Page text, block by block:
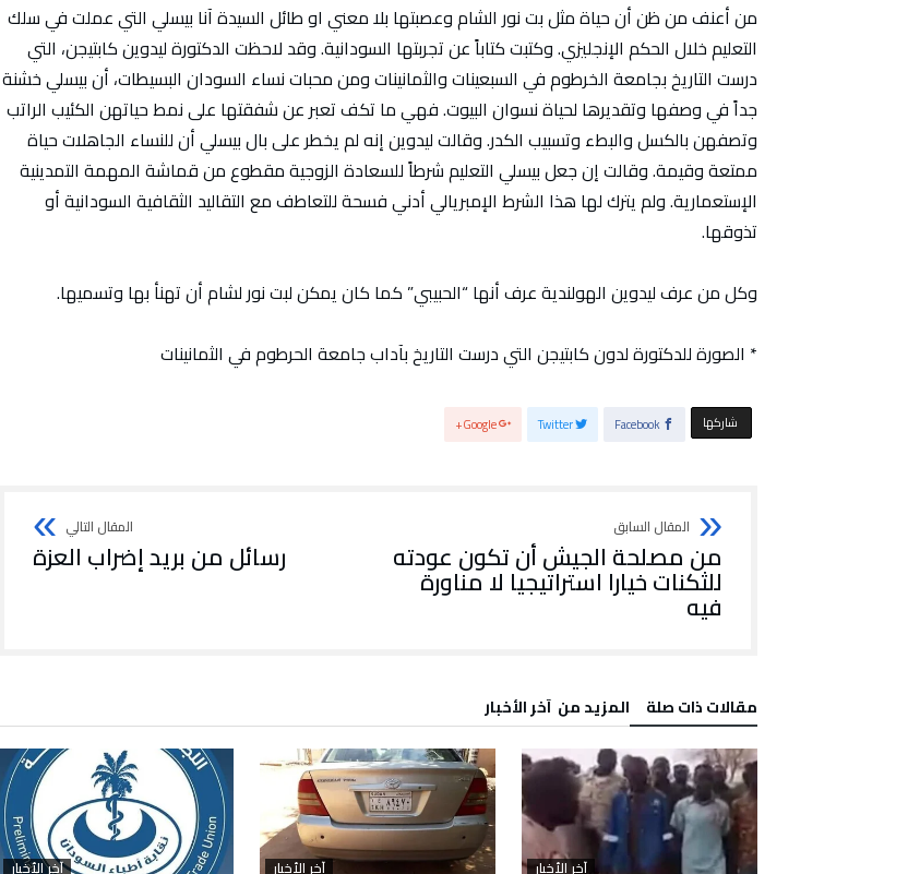
من أعنف من ظن أن حياة مثل بت نور الشام وعصبتها بلا معني او طائل السيدة آنا بيسلي التي عملت في سلك
التعليم خلال الحكم الإنجليزي. وكتبت كتاباً عن تجربتها السودانية. وقد لاحظت الدكتورة ليدوين كابتيجن، التي
درست التاريخ بجامعة الخرطوم في السبعينات والثمانينات ومن محبات نساء السودان البسيطات، أن بيسلي خشنة
جداً في وصفها وتقديرها لحياة نسوان البيوت. فهي ما تكف تعبر عن شفقتها على نمط حياتهن الكئيب الراتب
وتصفهن بالكسل والبطء وتسبيب الكدر. وقالت ليدوين إنه لم يخطر على بال بيسلي أن للنساء الجاهلات حياة
ممتعة وقيمة. وقالت إن جعل بيسلي التعليم شرطاً للسعادة الزوجية مقطوع من قماشة المهمة التمدينية
الإستعمارية. ولم يترك لها هذا الشرط الإمبريالي أدني فسحة للتعاطف مع التقاليد الثقافية السودانية أو
تذوقها.
وكل من عرف ليدوين الهولندية عرف أنها “الحبيبي” كما كان يمكن لبت نور لشام أن تهنأ بها وتسميها.
* الصورة للدكتورة لدون كابتيجن التي درست التاريخ بآداب جامعة الحرطوم في الثمانينات
‫‫ شاركها‬ Facebook
Twitter
Google+
من مصلحة الجيش أن تكون عودته
للثكنات خيارا استراتيجيا لا مناورة
فيه
رسائل من بريد إضراب العزة
‫مقالات ذات صلة‬ ‫المزيد من ‬ آخر الأخبار
آخر الأخبار آخر الأخبار آخر الأخبار